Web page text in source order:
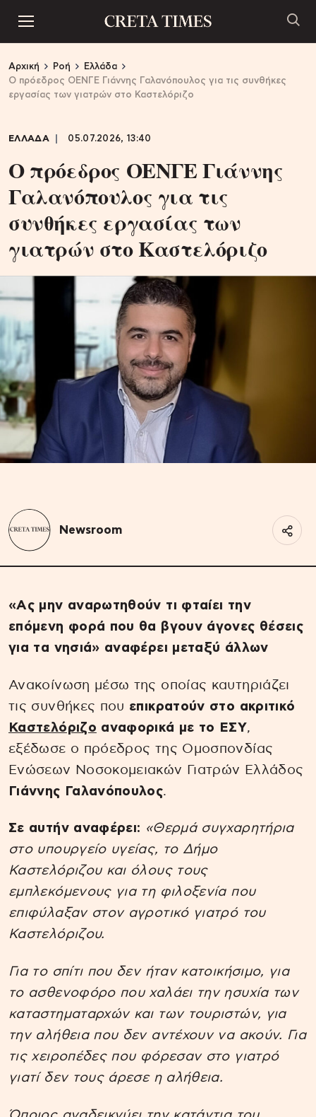
Αρχική Ροή
Ελλάδα
Ο πρόεδρος ΟΕΝΓΕ Γιάννης Γαλανόπουλος για τις συνθήκες
εργασίας των γιατρών στο Καστελόριζο
ΕΛΛΑΔΑ 05.07.2026, 13:40
Ο πρόεδρος ΟΕΝΓΕ Γιάννης
Γαλανόπουλος για τις
συνθήκες εργασίας των
γιατρών στο Καστελόριζο
Newsroom
«Ας μην αναρωτηθούν τι φταίει την
επόμενη φορά που θα βγουν άγονες θέσεις
για τα νησιά» αναφέρει μεταξύ άλλων
Ανακοίνωση μέσω της οποίας καυτηριάζει
τις συνθήκες που επικρατούν στο ακριτικό
Καστελόριζο αναφορικά με το ΕΣΥ,
εξέδωσε ο πρόεδρος της Ομοσπονδίας
Ενώσεων Νοσοκομειακών Γιατρών Ελλάδος
Γιάννης Γαλανόπουλος.
Σε αυτήν αναφέρει: «Θερμά συγχαρητήρια
στο υπουργείο υγείας, το Δήμο
Καστελόριζου και όλους τους
εμπλεκόμενους για τη φιλοξενία που
επιφύλαξαν στον αγροτικό γιατρό του
Καστελόριζου.
Για το σπίτι που δεν ήταν κατοικήσιμο, για
το ασθενοφόρο που χαλάει την ησυχία των
καταστηματαρχών και των τουριστών, για
την αλήθεια που δεν αντέχουν να ακούν. Για
τις χειροπέδες που φόρεσαν στο γιατρό
γιατί δεν τους άρεσε η αλήθεια.